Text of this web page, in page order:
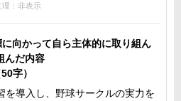
理：非表示
向かって自ら主体的に取り組ん
んだ内容
字）
を導入し、野球サークルの実力を